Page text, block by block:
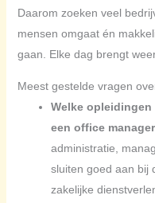
Daarom zoeken veel
mensen omgaat én
gaan. Elke dag brengt
Meest gestelde vragen
Welke
een office
administratie,
sluiten goed aan bij
zakelijke